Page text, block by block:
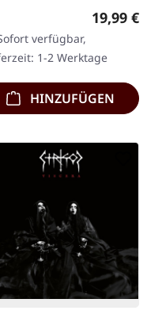
Vinyl im
Cover. Limitiert
333
19,99 €
verfügbar,
1-2 Werktage
HINZUFÜGEN